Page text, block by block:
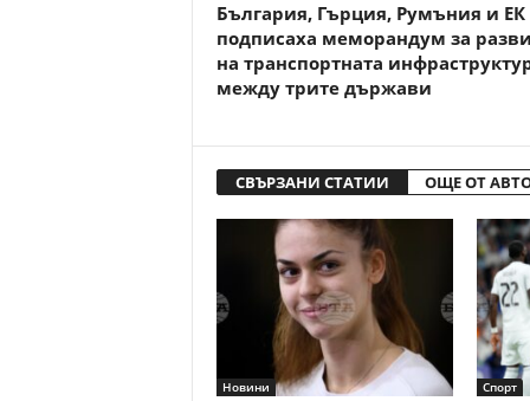
България, Гърция, Румъния и ЕК
подписаха меморандум за
на транспортната
между трите държави
СВЪРЗАНИ СТАТИИ ОЩЕ ОТ
Новини Спорт